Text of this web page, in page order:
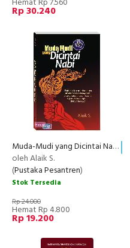
Rp 30.240
Muda-Mudi yang Dicintai Nabi
oleh Alaik S.
(Pustaka Pesantren)
Stok Tersedia
Rp 24.000
Hemat Rp 4.800
Rp 19.200